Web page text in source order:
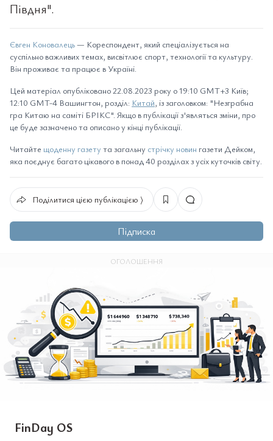
Півдня".
Євген Коновалець— Кореспондент, який спеціалізується на
суспільно важливих темах, висвітлює спорт, технології та культуру.
Він проживає та працює в Україні.
Цей матеріал опубліковано 22.08.2023 року о 19:10 GMT+3 Київ;
12:10 GMT-4 Вашингтон, розділ: Китай, із заголовком: "Незграбна
гра Китаю на саміті БРІКС". Якщо в публікації з'являться зміни, про
це буде зазначено та описано у кінці публікації.
Читайте щоденну газету та загальну стрічку новин газети Дейком,
яка поєднує багато цікавого в понад 40 розділах з усіх куточків світу.
Поділитися цією публікацією ⟩
Підписка
ОГОЛОШЕННЯ
FinDay OS